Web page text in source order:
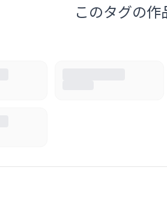
このタグの